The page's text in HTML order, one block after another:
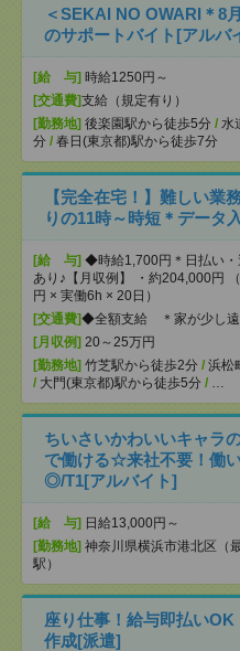
＜SEKAI NO OWARI＊8
のサポートバイト[アルバ
[給 与] 時給1250円～
[交通費]支給（規定有り）
[勤務地] 後楽園駅から徒歩5分 / 水
分 / 春日(東京都)駅から徒歩7分
【完全在宅！】難しい業
りの11時～時短＊データ
[給 与] ◆時給1,700円＊日払い・
あり♪【月収例】 ・約204,000円
円 × 実働6h × 20日）
[交通費]◆全額支給 ＊家が少し遠
[月収例] 20～25万円
[勤務地] 竹芝駅から徒歩2分 / 浜松
/ 大門(東京都)駅から徒歩5分 / …
ちいさいかわいいキャラ
で働ける☆来社不要！働
◎/T1[アルバイト]
[給 与] 日給13,000円～
[勤務地] 神奈川県横浜市港北区（
駅）
座り仕事！給与即払い
作成[派遣]